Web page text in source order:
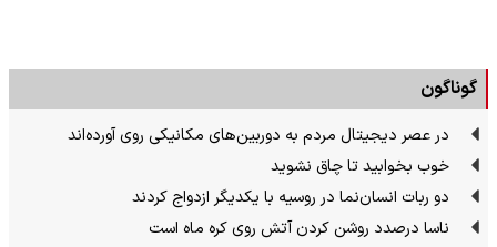
گوناگون
در عصر دیجیتال مردم به دوربین‌های مکانیکی روی آورده‌اند
خوب بخوابید تا چاق نشوید
دو ربات انسان‌نما در روسیه با یکدیگر ازدواج کردند
ناسا درصدد روشن کردن آتش روی کره ماه است